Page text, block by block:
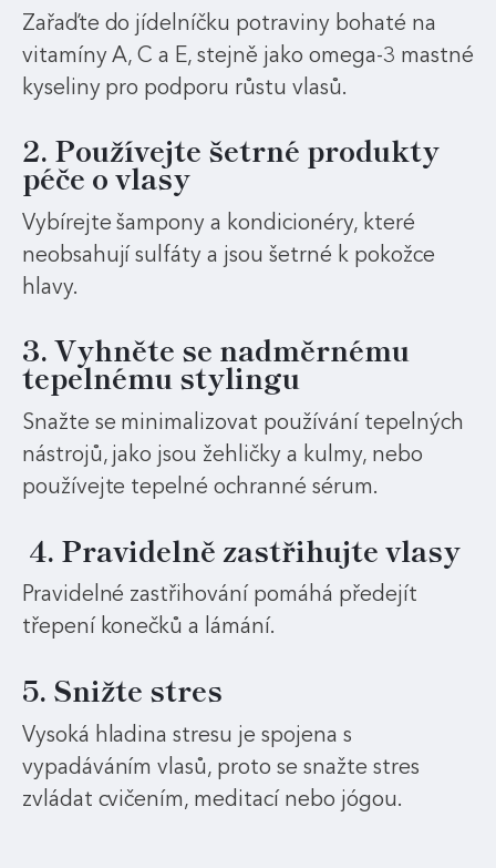
Zařaďte do jídelníčku potraviny bohaté na
vitamíny A, C a E, stejně jako omega-3 mastné
kyseliny pro podporu růstu vlasů.
2. Používejte šetrné produkty
péče o vlasy
Vybírejte šampony a kondicionéry, které
neobsahují sulfáty a jsou šetrné k pokožce
hlavy.
3. Vyhněte se nadměrnému
tepelnému stylingu
Snažte se minimalizovat používání tepelných
nástrojů, jako jsou žehličky a kulmy, nebo
používejte tepelné ochranné sérum.
4. Pravidelně zastřihujte vlasy
Pravidelné zastřihování pomáhá předejít
třepení konečků a lámání.
5. Snižte stres
Vysoká hladina stresu je spojena s
vypadáváním vlasů, proto se snažte stres
zvládat cvičením, meditací nebo jógou.